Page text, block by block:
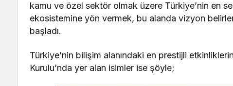
kamu ve özel sektör olmak üzere Türkiye’nin en
ekosistemine yön vermek, bu alanda vizyon
başladı.
Türkiye’nin bilişim alanındaki en prestijli
Kurulu’nda yer alan isimler ise şöyle;